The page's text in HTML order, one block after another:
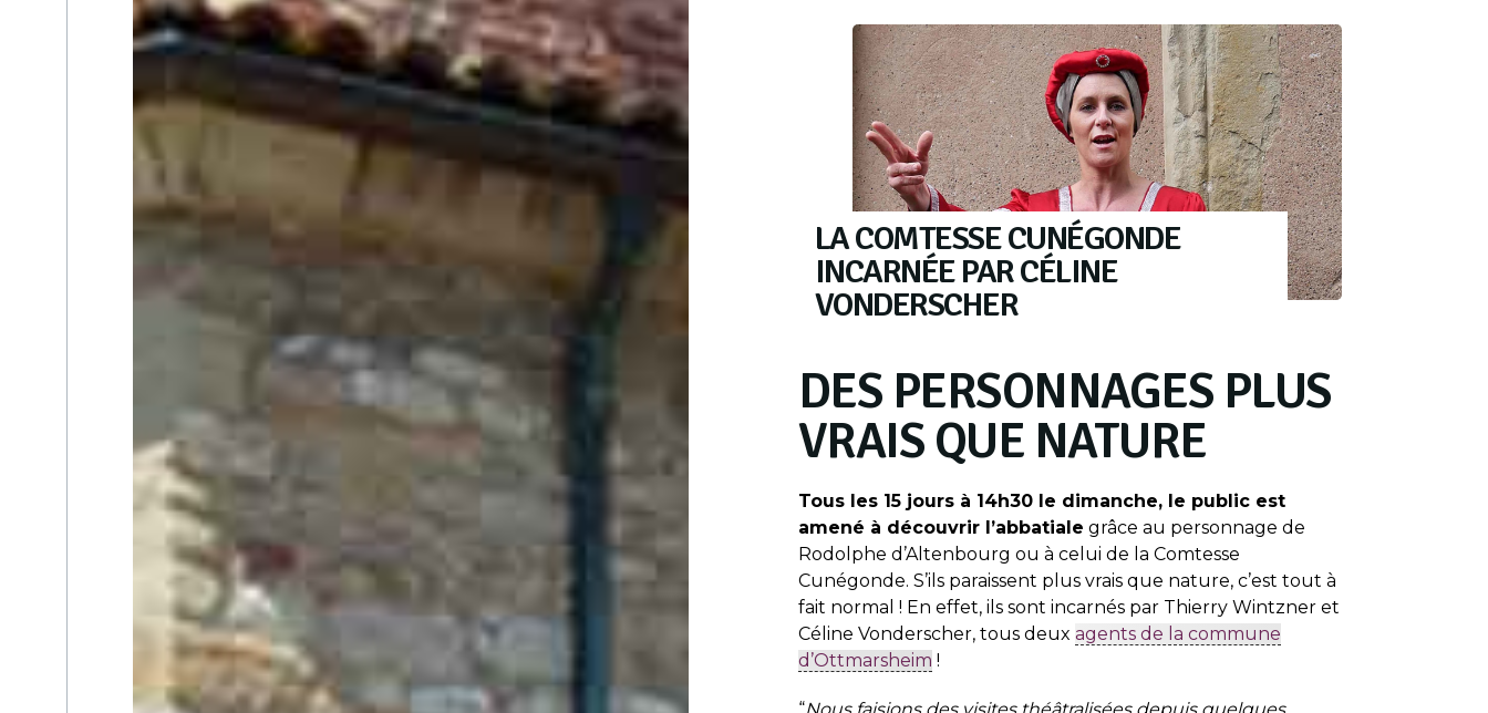
LA COMTESSE CUNÉGONDE
INCARNÉE PAR CÉLINE
VONDERSCHER
DES PERSONNAGES PLUS
VRAIS QUE NATURE
Tous les 15 jours à 14h30 le dimanche, le public est
amené à découvrir l’abbatiale grâce au personnage de
Rodolphe d’Altenbourg ou à celui de la Comtesse
Cunégonde. S’ils paraissent plus vrais que nature, c’est tout à
fait normal ! En effet, ils sont incarnés par Thierry Wintzner et
Céline Vonderscher, tous deux agents de la commune
d’Ottmarsheim !
“Nous faisions des visites théâtralisées depuis quelques